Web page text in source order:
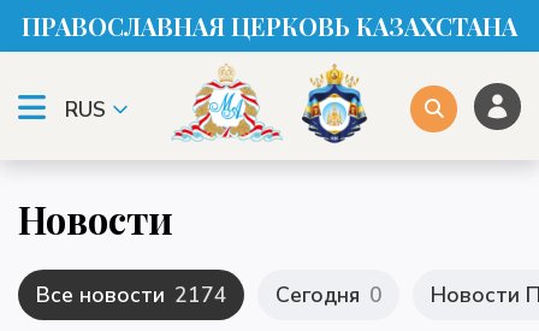
ПРАВОСЛАВНАЯ ЦЕРКОВЬ КАЗАХСТАНА
RUS
Новости
Все новости 2174 Сегодня 0 Новости